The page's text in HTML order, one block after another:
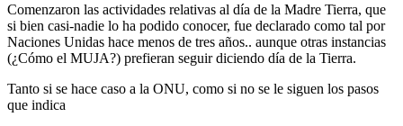
Comenzaron las actividades relativas al día de la Madre Tierra, que
si bien casi-nadie lo ha podido conocer, fue declarado como tal por
Naciones Unidas hace menos de tres años.. aunque otras instancias
(¿Cómo el MUJA?) prefieran seguir diciendo día de la Tierra.
Tanto si se hace caso a la ONU, como si no se le siguen los pasos
que indica